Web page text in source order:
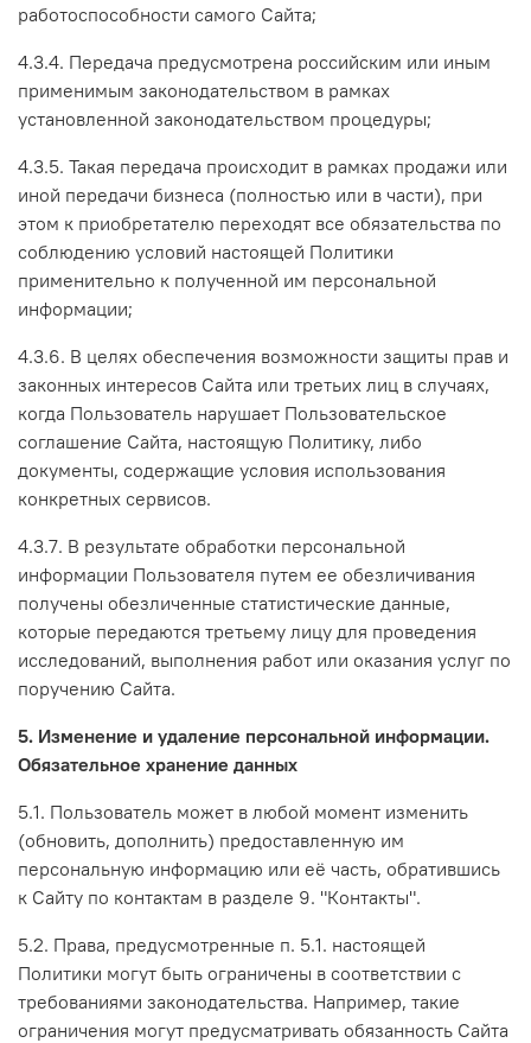
работоспособности самого Сайта;
4.3.4. Передача предусмотрена российским или иным
применимым законодательством в рамках
установленной законодательством процедуры;
4.3.5. Такая передача происходит в рамках продажи или
иной передачи бизнеса (полностью или в части), при
этом к приобретателю переходят все обязательства по
соблюдению условий настоящей Политики
применительно к полученной им персональной
информации;
4.3.6. В целях обеспечения возможности защиты прав и
законных интересов Сайта или третьих лиц в случаях,
когда Пользователь нарушает Пользовательское
соглашение Сайта, настоящую Политику, либо
документы, содержащие условия использования
конкретных сервисов.
4.3.7. В результате обработки персональной
информации Пользователя путем ее обезличивания
получены обезличенные статистические данные,
которые передаются третьему лицу для проведения
исследований, выполнения работ или оказания услуг по
поручению Сайта.
5. Изменение и удаление персональной информации.
Обязательное хранение данных
5.1. Пользователь может в любой момент изменить
(обновить, дополнить) предоставленную им
персональную информацию или её часть, обратившись
к Сайту по контактам в разделе 9. "Контакты".
5.2. Права, предусмотренные п. 5.1. настоящей
Политики могут быть ограничены в соответствии с
требованиями законодательства. Например, такие
ограничения могут предусматривать обязанность Сайта